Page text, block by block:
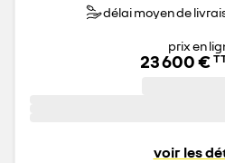
délai moyen de
prix en
23 600 €
voir les